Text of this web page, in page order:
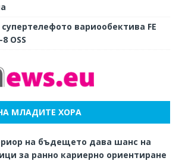
вариообектива FE
OSS
МЛАДИТЕ ХОРА
на бъдещето дава шанс на
за ранно кариерно ориентиране